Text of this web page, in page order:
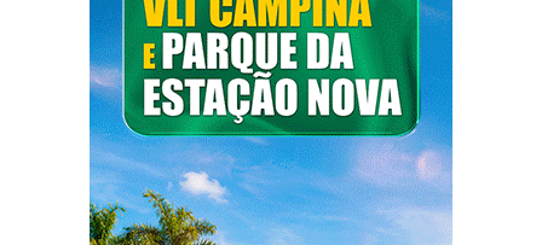
1°Mirelle Lwite da Silva
2° Mirian Franco da Silva
3° Fabiana Oliveira da Silva
5km Masculino